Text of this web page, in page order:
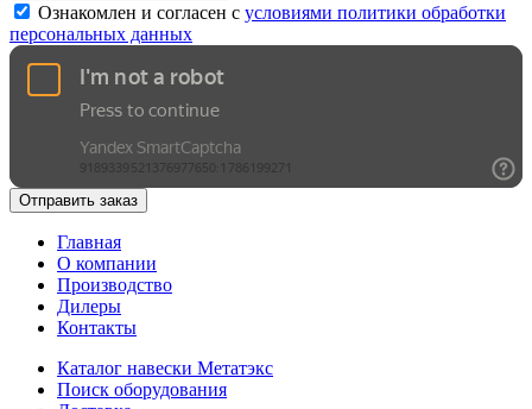
Ознакомлен и согласен с условиями политики обработки
персональных данных
Отправить заказ
Главная
О компании
Производство
Дилеры
Контакты
Каталог навески Метатэкс
Поиск оборудования